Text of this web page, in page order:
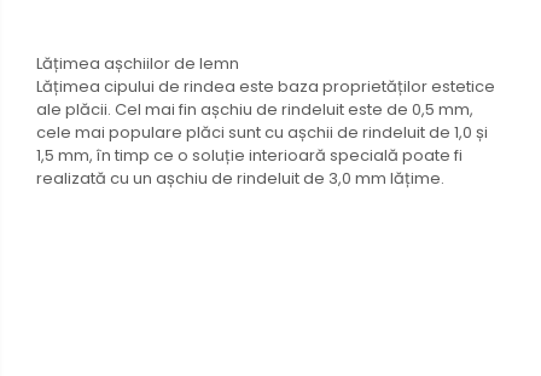
Lățimea așchiilor de lemn
Lățimea cipului de rindea este baza proprietăților estetice
ale plăcii. Cel mai fin așchiu de rindeluit este de 0,5 mm,
cele mai populare plăci sunt cu așchii de rindeluit de 1,0 și
1,5 mm, în timp ce o soluție interioară specială poate fi
realizată cu un așchiu de rindeluit de 3,0 mm lățime.